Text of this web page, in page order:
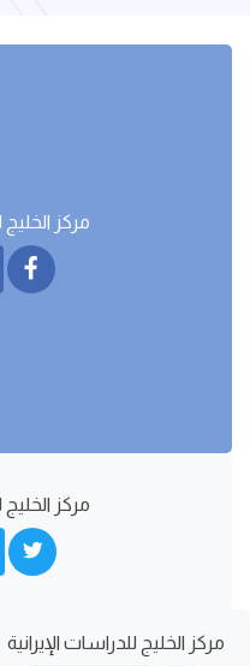
مركز الخليج
مركز الخليج
مركز الخليج للدراسات اﻹيرانية